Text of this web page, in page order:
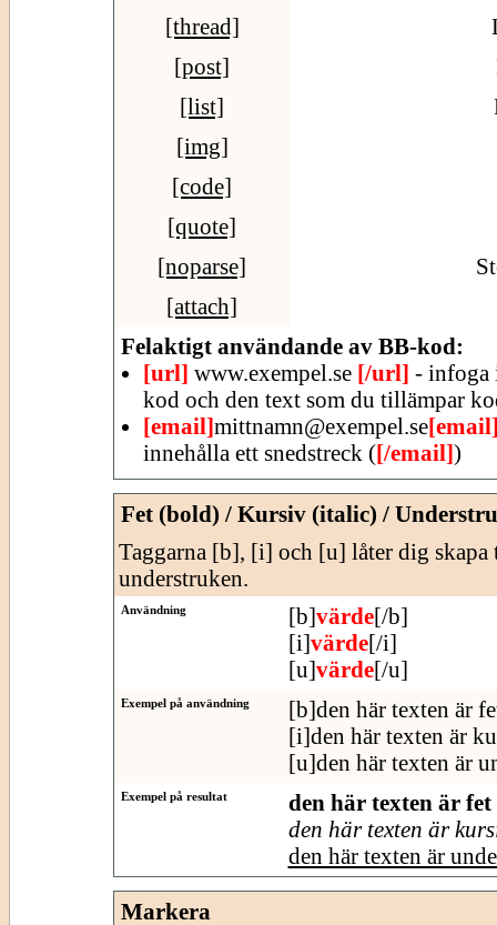
[thread]
[post]
[list]
[img]
[code]
[quote]
[noparse]
[attach]
Felaktigt användande av BB-kod:
[url] www.exempel.se [/url] - infoga
kod och den text som du tillämpar
[email]mittnamn@exempel.se
innehålla ett snedstreck ([/email])
Fet (bold) / Kursiv (italic) /
Taggarna [b], [i] och [u] låter dig
understruken.
Användning [b]värde[/b]
[i]värde[/i]
[u]värde[/u]
Exempel på användning
[b]den här texten är
[i]den här texten är
[u]den här texten är
Exempel på resultat
den här texten är fet
den här texten är
den här texten är
Markera